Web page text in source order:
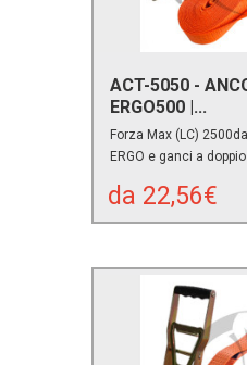
ACT-5050 -
ERGO500 |...
Forza Max (LC)
ERGO e ganci a
da 22,56€